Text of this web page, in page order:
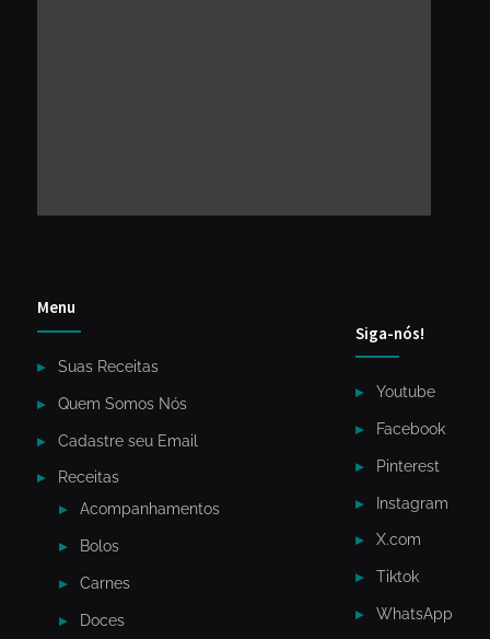
Menu
Suas Receitas
Quem Somos Nós
Cadastre seu Email
Receitas
Acompanhamentos
Bolos
Carnes
Doces
Siga-nós!
Youtube
Facebook
Pinterest
Instagram
X.com
Tiktok
WhatsApp